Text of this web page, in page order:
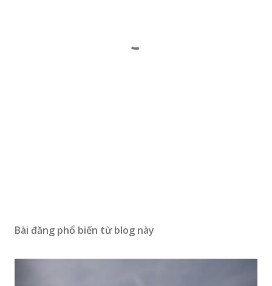
Bài đăng phổ biến từ blog này